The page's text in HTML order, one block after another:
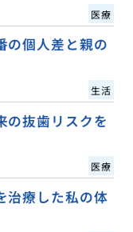
医療
の個人差と親の
生活
の抜歯リスクを
医療
治療した私の体